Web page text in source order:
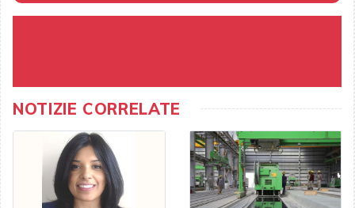
NOTIZIE CORRELATE